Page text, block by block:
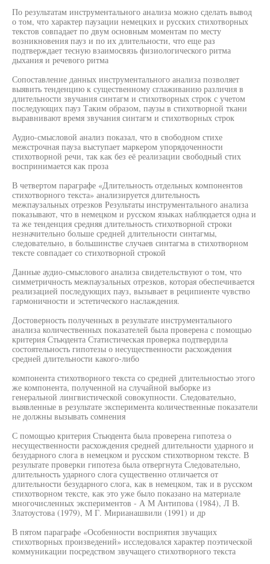
По результатам инструментального анализа можно сделать вывод
о том, что характер паузации немецких и русских стихотворных
текстов совпадает по двум основным моментам по месту
возникновения пауз и по их длительности, что еще раз
подтверждает тесную взаимосвязь физиологического ритма
дыхания и речевого ритма
Сопоставление данных инструментального анализа позволяет
выявить тенденцию к существенному сглаживанию различия в
длительности звучания синтагм и стихотворных строк с учетом
последующих пауз Таким образом, паузы в стихотворной ткани
выравнивают время звучания синтагм и стихотворных строк
Аудио-смысловой анализ показал, что в свободном стихе
межстрочная пауза выступает маркером упорядоченности
стихотворной речи, так как без её реализации свободный стих
воспринимается как проза
В четвертом параграфе «Длительность отдельных компонентов
стихотворного текста» анализируется длительность
межпаузальных отрезков Результаты инструментального анализа
показывают, что в немецком и русском языках наблюдается одна и
та же тенденция средняя длительность стихотворной строки
незначительно больше средней длительности синтагмы,
следовательно, в большинстве случаев синтагма в стихотворном
тексте совпадает со стихотворной строкой
Данные аудио-смыслового анализа свидетельствуют о том, что
симметричность межпаузальных отрезков, которая обеспечивается
реализацией последующих пауз, вызывает в реципиенте чувство
гармоничности и эстетического наслаждения.
Достоверность полученных в результате инструментального
анализа количественных показателей была проверена с помощью
критерия Стьюдента Статистическая проверка подтвердила
состоятельность гипотезы о несущественности расхождения
средней длительности какого-либо
компонента стихотворного текста со средней длительностью этого
же компонента, полученной на случайной выборке из
генеральной лингвистической совокупности. Следовательно,
выявленные в результате эксперимента количественные показатели
не должны вызывать сомнения
С помощью критерия Стьюдента была проверена гипотеза о
несущественности расхождения средней длительности ударного и
безударного слога в немецком и русском стихотворном тексте. В
результате проверки гипотеза была отвергнута Следовательно,
длительность ударного слога существенно отличается от
длительности безударного слога, как в немецком, так и в русском
стихотворном тексте, как это уже было показано на материале
многочисленных экспериментов - А М Антипова (1984), Л В.
Златоустова (1979), М Г. Мирианашвили (1991) и др
В пятом параграфе «Особенности восприятия звучащих
стихотворных произведений» исследовался характер поэтической
коммуникации посредством звучащего стихотворного текста